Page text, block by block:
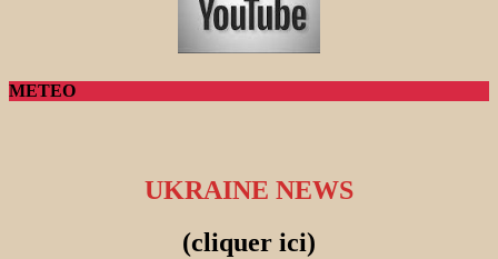
METEO
UKRAINE NEWS
(cliquer ici)